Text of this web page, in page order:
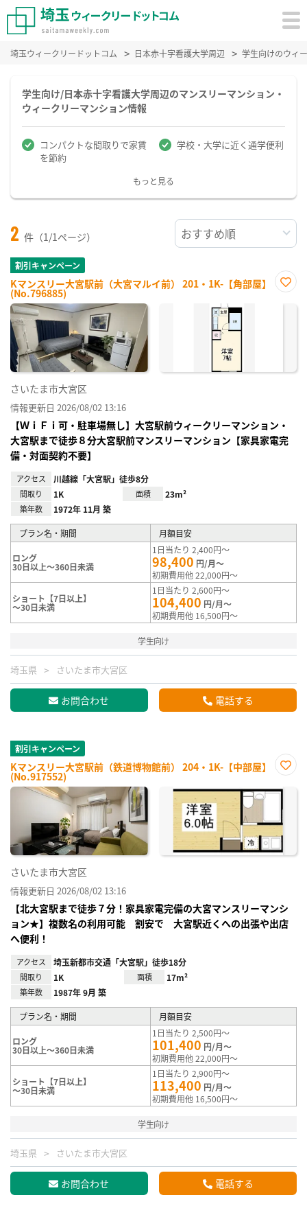
埼玉ウィークリードットコム 日本赤十字看護大学周辺 学生向けのウィ
学生向け/日本赤十字看護大学周辺のマンスリーマンション・
ウィークリーマンション情報
コンパクトな間取りで家賃
を節約
学校・大学に近く通学便利
もっと見る
2 件（1/1ページ）
割引キャンペーン
Kマンスリー大宮駅前（大宮マルイ前） 201・1K-【角部屋】
(No.796885)
に入
さいたま市大宮区
情報更新日 2026/08/02 13:16
【ＷｉＦｉ可・駐車場無し】大宮駅前ウィークリーマンション・
大宮駅まで徒歩８分大宮駅前マンスリーマンション【家具家電完
備・対面契約不要】
アクセス 川越線「大宮駅」徒歩8分
間取り 1K 面積 23m²
築年数 1972年 11月 築
プラン名・期間 月額目安
ロング
30日以上～360日未満
1日当たり 2,400円～
98,400 円/月～
初期費用他 22,000円～
ショート【7日以上】
～30日未満
1日当たり 2,600円～
104,400 円/月～
初期費用他 16,500円～
学生向け
埼玉県 さいたま市大宮区
お問合わせ 電話する
割引キャンペーン
Kマンスリー大宮駅前（鉄道博物館前） 204・1K-【中部屋】
(No.917552)
に入
録
さいたま市大宮区
情報更新日 2026/08/02 13:16
【北大宮駅まで徒歩７分！家具家電完備の大宮マンスリーマンシ
ョン★】複数名の利用可能 割安で 大宮駅近くへの出張や出店
へ便利！
アクセス 埼玉新都市交通「大宮駅」徒歩18分
間取り 1K 面積 17m²
築年数 1987年 9月 築
プラン名・期間 月額目安
ロング
30日以上～360日未満
1日当たり 2,500円～
101,400 円/月～
初期費用他 22,000円～
ショート【7日以上】
～30日未満
1日当たり 2,900円～
113,400 円/月～
初期費用他 16,500円～
学生向け
埼玉県 さいたま市大宮区
お問合わせ 電話する